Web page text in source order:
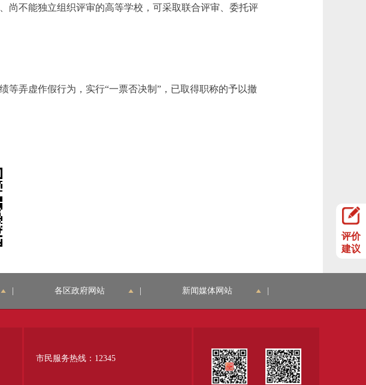
尚不能独立组织评审的高等学校，可采取联合评审、委托评
弄虚作假行为，实行“一票否决制”，已取得职称的予以撤
评价
建议
各区政府网站 新闻媒体网站
市民服务热线：12345